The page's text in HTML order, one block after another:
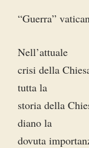
“Guerra”
Nell’attuale
crisi della
tutta la
storia della
diano la
dovuta